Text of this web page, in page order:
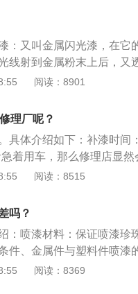
原子灰、环氧底漆、中涂
至经过更多复杂工艺的处
：又叫金属闪光漆，在它
线射到金属粉末上后，又
发光一样。这种金属闪光
还加有一层清漆予以保护
漆面时，会透过云母片，
粉漆由于是直接反射太阳
阅读：8901
理厂呢？
具体介绍如下：补漆时间
着用车，那么修理店显
拿。而4s店通常要预约，
漆和配色方面更加专业。
是对修理厂担忧，那么4s
况，不过大部分地区的补
算。
阅读：8515
吗？
：喷漆材料：保证喷漆珍
件、金属件与塑料件喷漆
色差。虽然珍珠白喷漆较
阅读：8369